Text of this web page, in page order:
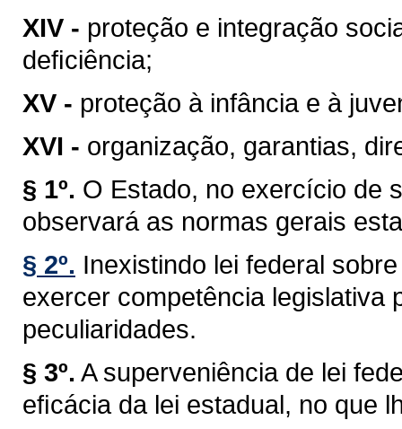
XIV - proteção e integração
deﬁciência;
XV - proteção à infância e à
XVI - organização, garantias,
§ 1º. O Estado, no exercício de
observará as normas gerais
§ 2º. Inexistindo lei federal
exercer competência legislativa
peculiaridades.
§ 3º. A superveniência de lei
eﬁcácia da lei estadual, no que